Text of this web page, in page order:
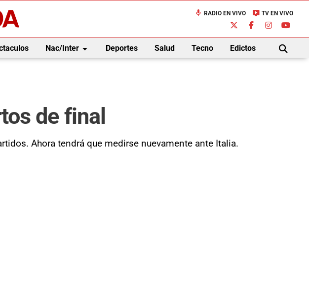
mic RADIO EN VIVO live_tv TV EN VIVO
Nac/Interarrow_drop_down Deportes Salud Tecno Edictos
BUSCAR
de final
Ahora tendrá que medirse nuevamente ante Italia.